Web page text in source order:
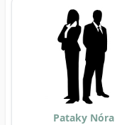
Pataky Nóra